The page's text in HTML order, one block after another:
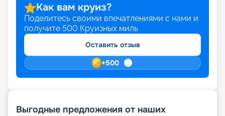
Как вам круиз?
Поделитесь своими впечатлениями с нами и
получите 500 Круизных миль
Оставить отзыв
+500
Выгодные предложения от наших